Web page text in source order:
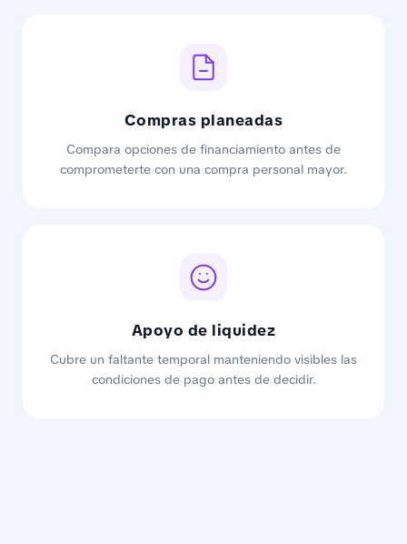
Compras planeadas
Compara opciones de financiamiento antes de
comprometerte con una compra personal mayor.
Apoyo de liquidez
Cubre un faltante temporal manteniendo visibles las
condiciones de pago antes de decidir.